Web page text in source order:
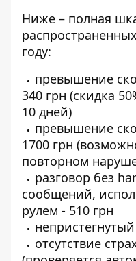
Ниже – полная
году:
превышение
340 грн (скидка
10 дней)
превышение
1700 грн
повторном
разговор без
сообщений,
рулем - 510 грн
отсутствие